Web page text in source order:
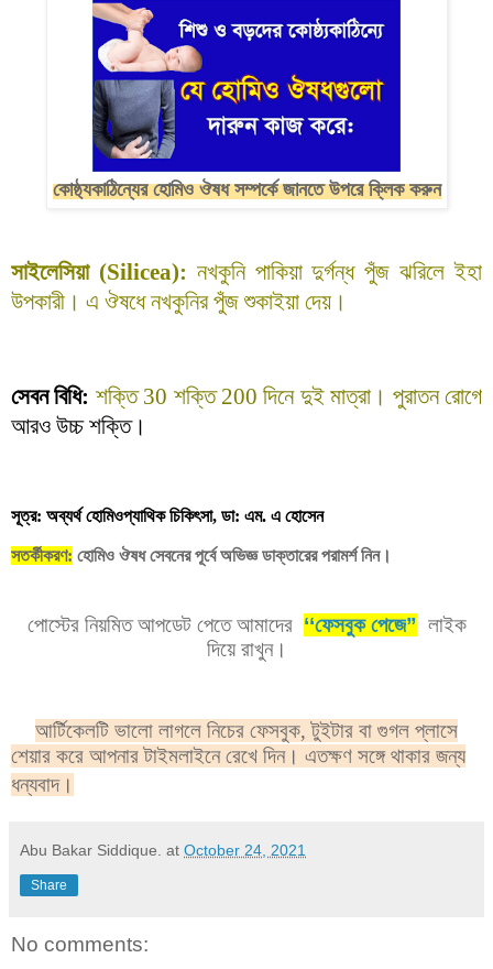
কোষ্ঠ্যকাঠিন্যের হোমিও ঔষধ সম্পর্কে জানতে উপরে ক্লিক করুন
সাইলেসিয়া (Silicea): নখকুনি পাকিয়া দুর্গন্ধ পুঁজ ঝরিলে ইহা
উপকারী। এ ঔষধে নখকুনির পুঁজ শুকাইয়া দেয়।
সেবন বিধি: শক্তি30 শক্তি 200 দিনে দুই মাত্রা। পুরাতন রোগে
আরও উচ্চ শক্তি।
সূত্র: অব্যর্থ হোমিওপ্যাথিক চিকিৎসা, ডা: এম. এ হোসেন
সতর্কীকরণ: হোমিও ঔষধ সেবনের পূর্বে অভিজ্ঞ ডাক্তারের পরামর্শ নিন।
পোস্টের নিয়মিত আপডেট পেতে আমাদের ‘‘ফেসবুক পেজে” লাইক
দিয়ে রাখুন।
আর্টিকেলটি ভালো লাগলে নিচের ফেসবুক, টুইটার বা গুগল প্লাসে
শেয়ার করে আপনার টাইমলাইনে রেখে দিন। এতক্ষণ সঙ্গে থাকার জন্য
ধন্যবাদ।
Abu Bakar Siddique. at October 24, 2021
Share
No comments: